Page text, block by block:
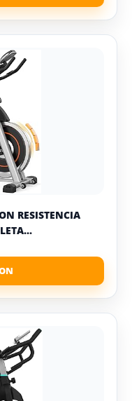
RESISTENCIA